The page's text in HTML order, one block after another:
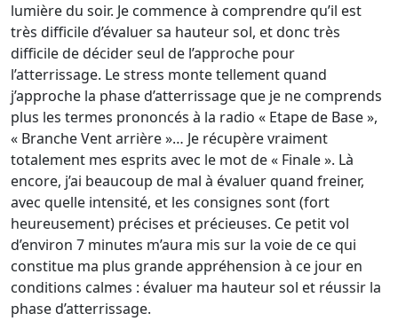
lumière du soir. Je commence à comprendre qu’il est
très difficile d’évaluer sa hauteur sol, et donc très
difficile de décider seul de l’approche pour
l’atterrissage. Le stress monte tellement quand
j’approche la phase d’atterrissage que je ne comprends
plus les termes prononcés à la radio « Etape de Base »,
« Branche Vent arrière »… Je récupère vraiment
totalement mes esprits avec le mot de « Finale ». Là
encore, j’ai beaucoup de mal à évaluer quand freiner,
avec quelle intensité, et les consignes sont (fort
heureusement) précises et précieuses. Ce petit vol
d’environ 7 minutes m’aura mis sur la voie de ce qui
constitue ma plus grande appréhension à ce jour en
conditions calmes : évaluer ma hauteur sol et réussir la
phase d’atterrissage.